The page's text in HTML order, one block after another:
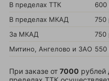
В пределах ТТК 600
В пределах МКАД
750
За МКАД
750
Митино, Ангелово и ЗАО 550
При заказе от 7000 рублей